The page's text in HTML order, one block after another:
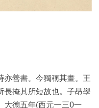
亦善書。今獨稱其畫。王
長掩其所短故也。子昂學
大德五年(西元一三0一